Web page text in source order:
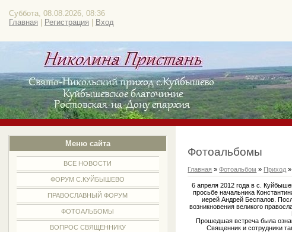
Суббота, 08.08.2026, 08:36
Главная
Регистрация Вход
Меню сайта
ВСЕ НОВОСТИ
ФОРУМ С.КУЙБЫШЕВО
ПРАВОСЛАВНЫЙ ФОРУМ
ФОТОАЛЬБОМЫ
ВОПРОС СВЯЩЕННИКУ
Фотоальбомы
Главная »Фотоальбом » Приход
6 апреля 2012 года в с.
просьбе начальника
иерей Андрей Беспалов.
возникновения великого
Прошедшая встреча была
Священник и сотрудники